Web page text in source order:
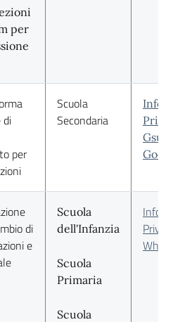
per
di
per
Scuola
Secondaria
di
e
Scuola
dell'Infanzia
Scuola
Primaria
Scuola